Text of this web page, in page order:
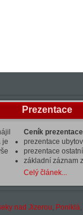
je
Prezentace
Ceník
prezentace
prezentace
základní záznam
Celý článek...
nad Jizerou, Poniklá,